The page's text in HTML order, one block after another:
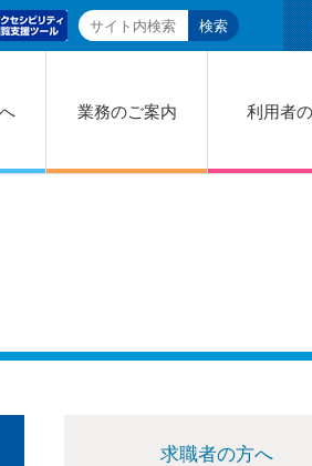
業務のご案内 利用者
求職者の方へ